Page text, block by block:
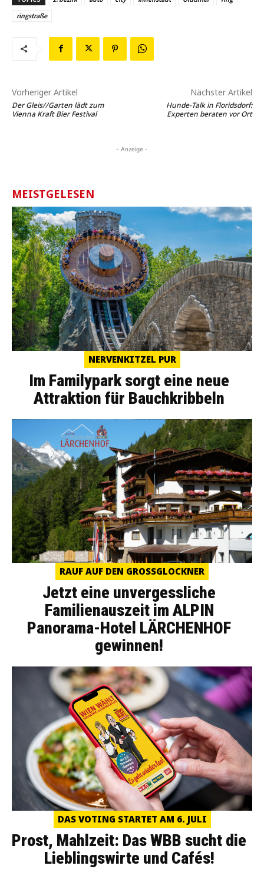
ringstraße
Vorheriger Artikel
Der Gleis//Garten lädt zum
Vienna Kraft Bier Festival
Nächster Artikel
Hunde-Talk in Floridsdorf:
Experten beraten vor Ort
- Anzeige -
MEISTGELESEN
NERVENKITZEL PUR
Im Familypark sorgt eine neue
Attraktion für Bauchkribbeln
RAUF AUF DEN GROSSGLOCKNER
Jetzt eine unvergessliche
Familienauszeit im ALPIN
Panorama-Hotel LÄRCHENHOF
gewinnen!
DAS VOTING STARTET AM 6. JULI
Prost, Mahlzeit: Das WBB sucht die
Lieblingswirte und Cafés!